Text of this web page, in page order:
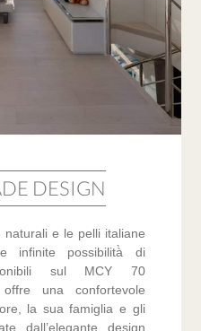
DESIGN
e le pelli italiane
infinite possibilità̀ di
sul MCY 70
una confortevole
la sua famiglia e gli
dall’elegante design